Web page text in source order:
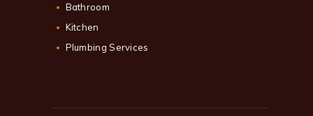
Bathroom
Kitchen
Plumbing Services